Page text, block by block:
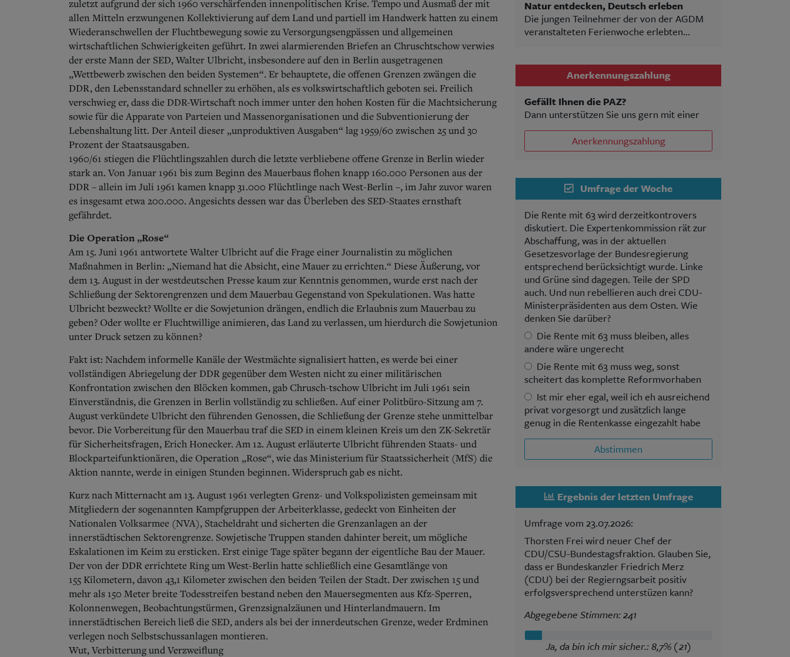
zuletzt aufgrund der sich 1960 verschärfenden innenpolitischen Krise. Tempo und Ausmaß der mit
allen Mitteln erzwungenen Kollektivierung auf dem Land und partiell im Handwerk hatten zu einem
Wiederanschwellen der Fluchtbewegung sowie zu Versorgungsengpässen und allgemeinen
wirtschaftlichen Schwierigkeiten geführt. In zwei alarmierenden Briefen an Chruschtschow verwies
der erste Mann der SED, Walter Ulbricht, insbesondere auf den in Berlin ausgetragenen
„Wettbewerb zwischen den beiden Systemen“. Er behauptete, die offenen Grenzen zwängen die
DDR, den Lebensstandard schneller zu erhöhen, als es volkswirtschaftlich geboten sei. Freilich
verschwieg er, dass die DDR-Wirtschaft noch immer unter den hohen Kosten für die Machtsicherung
sowie für die Apparate von Parteien und Massenorganisationen und die Subventionierung der
Lebenshaltung litt. Der Anteil dieser „unproduktiven Ausgaben“ lag 1959/60 zwischen 25 und 30
Prozent der Staatsausgaben.
1960/61 stiegen die Flüchtlingszahlen durch die letzte verbliebene offene Grenze in Berlin wieder
stark an. Von Januar 1961 bis zum Beginn des Mauerbaus flohen knapp 160.000 Personen aus der
DDR – allein im Juli 1961 kamen knapp 31.000 Flüchtlinge nach West-Berlin –, im Jahr zuvor waren
es insgesamt etwa 200.000. Angesichts dessen war das Überleben des SED-Staates ernsthaft
gefährdet.
Die Operation „Rose“
Am 15. Juni 1961 antwortete Walter Ulbricht auf die Frage einer Journalistin zu möglichen
Maßnahmen in Berlin: „Niemand hat die Absicht, eine Mauer zu errichten.“ Diese Äußerung, vor
dem 13. August in der westdeutschen Presse kaum zur Kenntnis genommen, wurde erst nach der
Schließung der Sektorengrenzen und dem Mauerbau Gegenstand von Spekulationen. Was hatte
Ulbricht bezweckt? Wollte er die Sowjetunion drängen, endlich die Erlaubnis zum Mauerbau zu
geben? Oder wollte er Fluchtwillige animieren, das Land zu verlassen, um hierdurch die Sowjetunion
unter Druck setzen zu können?
Fakt ist: Nachdem informelle Kanäle der Westmächte signalisiert hatten, es werde bei einer
vollständigen Abriegelung der DDR gegenüber dem Westen nicht zu einer militärischen
Konfrontation zwischen den Blöcken kommen, gab Chrusch-tschow Ulbricht im Juli 1961 sein
Einverständnis, die Grenzen in Berlin vollständig zu schließen. Auf einer Politbüro-Sitzung am 7.
August verkündete Ulbricht den führenden Genossen, die Schließung der Grenze stehe unmittelbar
bevor. Die Vorbereitung für den Mauerbau traf die SED in einem kleinen Kreis um den ZK-Sekretär
für Sicherheitsfragen, Erich Honecker. Am 12. August erläuterte Ulbricht führenden Staats- und
Blockparteifunktionären, die Operation „Rose“, wie das Ministerium für Staatssicherheit (MfS) die
Aktion nannte, werde in einigen Stunden beginnen. Widerspruch gab es nicht.
Kurz nach Mitternacht am 13. August 1961 verlegten Grenz- und Volkspolizisten gemeinsam mit
Mitgliedern der sogenannten Kampfgruppen der Arbeiterklasse, gedeckt von Einheiten der
Nationalen Volksarmee (NVA), Stacheldraht und sicherten die Grenzanlagen an der
innerstädtischen Sektorengrenze. Sowjetische Truppen standen dahinter bereit, um mögliche
Eskalationen im Keim zu ersticken. Erst einige Tage später begann der eigentliche Bau der Mauer.
Der von der DDR errichtete Ring um West-Berlin hatte schließlich eine Gesamtlänge von
155 Kilometern, davon 43,1 Kilometer zwischen den beiden Teilen der Stadt. Der zwischen 15 und
mehr als 150 Meter breite Todesstreifen bestand neben den Mauersegmenten aus Kfz-Sperren,
Kolonnenwegen, Beobachtungstürmen, Grenzsignalzäunen und Hinterlandmauern. Im
innerstädtischen Bereich ließ die SED, anders als bei der innerdeutschen Grenze, weder Erdminen
verlegen noch Selbstschussanlagen montieren.
Wut, Verbitterung und Verzweiflung
Natur entdecken, Deutsch erleben
Die jungen Teilnehmer der von der AGDM
veranstalteten Ferienwoche erlebten...
Anerkennungszahlung
Gefällt Ihnen die PAZ?
Dann unterstützen Sie uns gern mit einer
Anerkennungszahlung
Umfrage der Woche
Die Rente mit 63 wird derzeitkontrovers
diskutiert. Die Expertenkommission rät zur
Abschaffung, was in der aktuellen
Gesetzesvorlage der Bundesregierung
entsprechend berücksichtigt wurde. Linke
und Grüne sind dagegen. Teile der SPD
auch. Und nun rebellieren auch drei CDU-
Ministerpräsidenten aus dem Osten. Wie
denken Sie darüber?
Die Rente mit 63 muss bleiben, alles
andere wäre ungerecht
Die Rente mit 63 muss weg, sonst
scheitert das komplette Reformvorhaben
Ist mir eher egal, weil ich eh ausreichend
privat vorgesorgt und zusätzlich lange
genug in die Rentenkasse eingezahlt habe
Abstimmen
Ergebnis der letzten Umfrage
Umfrage vom 23.07.2026:
Thorsten Frei wird neuer Chef der
CDU/CSU-Bundestagsfraktion. Glauben Sie,
dass er Bundeskanzler Friedrich Merz
(CDU) bei der Regierngsarbeit positiv
erfolgsversprechend unterstüzen kann?
Abgegebene Stimmen: 241
Ja, da bin ich mir sicher.: 8,7% (21)